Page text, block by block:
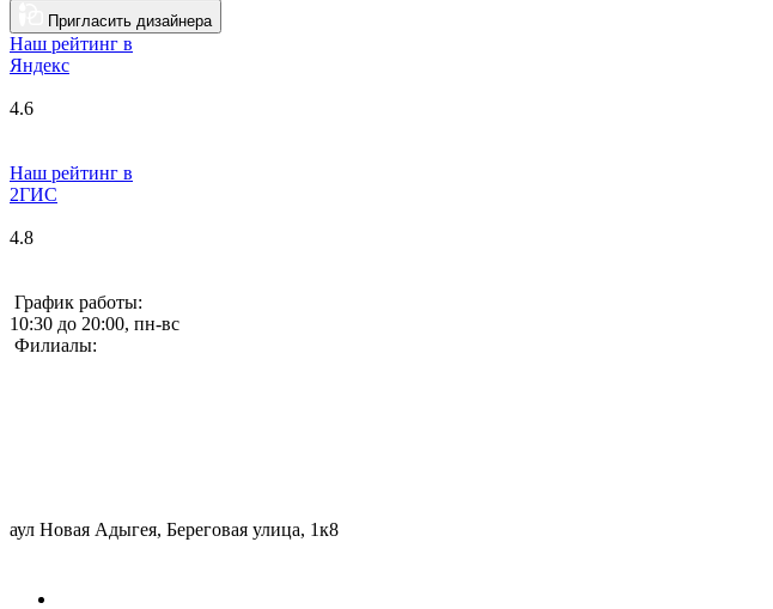
Пригласить дизайнера
Наш рейтинг в
Яндекс
4.6
Наш рейтинг в
2ГИС
4.8
График работы:
10:30 до 20:00, пн-вс
Филиалы:
аул Новая Адыгея, Береговая улица, 1к8